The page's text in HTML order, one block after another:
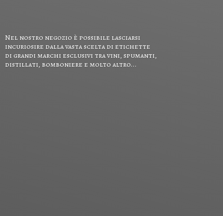
Nel nostro negozio è possibile lasciarsi
incuriosire dalla vasta scelta di etichette
di grandi marchi esclusivi tra vini, spumanti,
distillati, bomboniere e molto altro...